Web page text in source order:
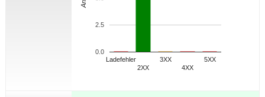
Ladefehler
2XX
3XX
4XX
5XX
0.0
2.5